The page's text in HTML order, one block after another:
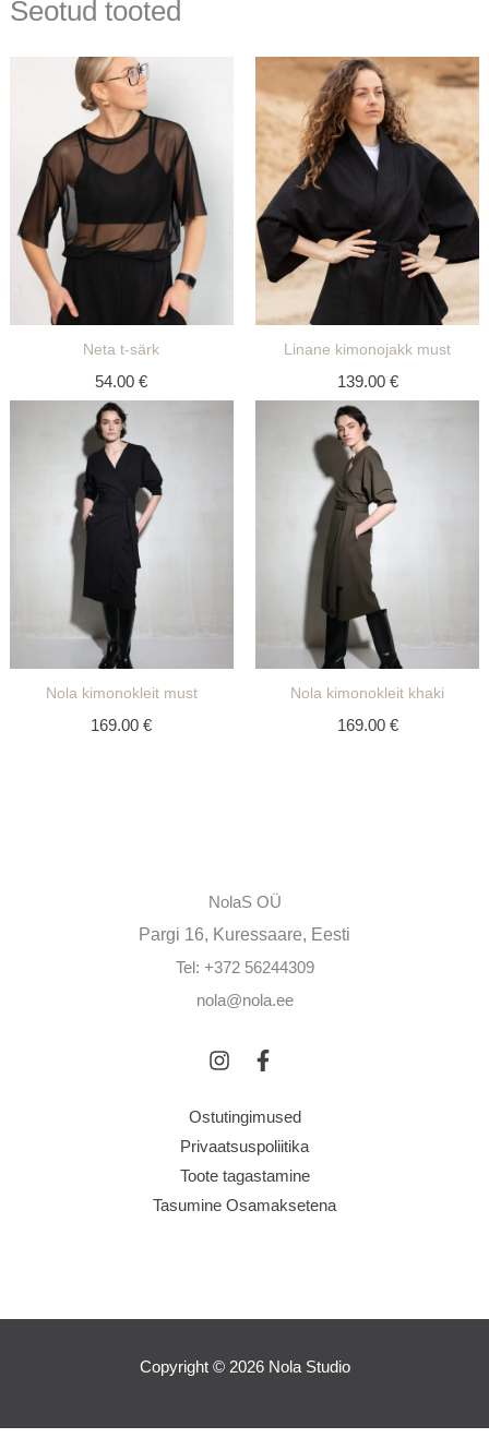
Seotud tooted
Neta t-särk
54.00€
Linane kimonojakk must
139.00 €
Nola kimonokleit must
169.00€
Nola kimonokleit khaki
169.00 €
NolaS OÜ
Pargi 16, Kuressaare, Eesti
Tel: +372 56244309
nola@nola.ee
Ostutingimused
Privaatsuspoliitika
Toote tagastamine
Tasumine Osamaksetena
Copyright © 2026 Nola Studio